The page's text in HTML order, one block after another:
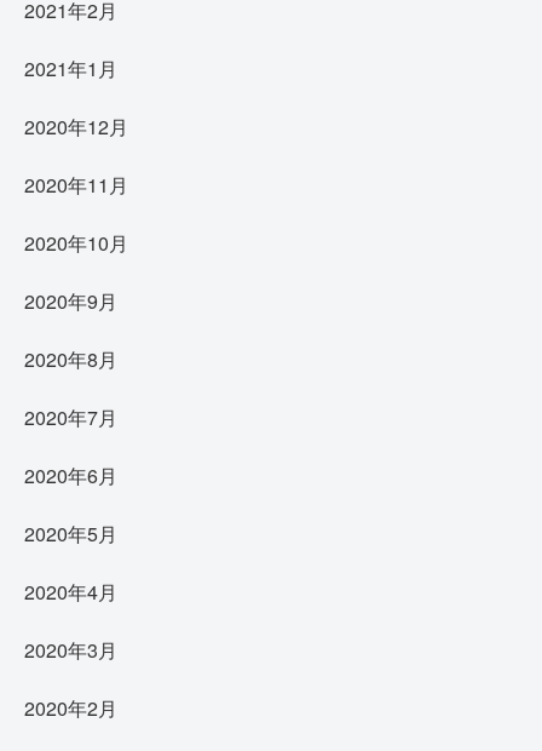
2021年2月
2021年1月
2020年12月
2020年11月
2020年10月
2020年9月
2020年8月
2020年7月
2020年6月
2020年5月
2020年4月
2020年3月
2020年2月